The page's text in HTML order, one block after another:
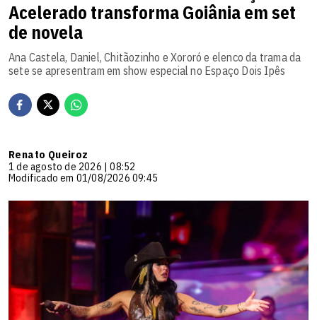
Acelerado transforma Goiânia em set
de novela
Ana Castela, Daniel, Chitãozinho e Xororó e elenco da trama da
sete se apresentram em show especial no Espaço Dois Ipês
Renato Queiroz
1 de agosto de 2026 | 08:52
Modificado em 01/08/2026 09:45